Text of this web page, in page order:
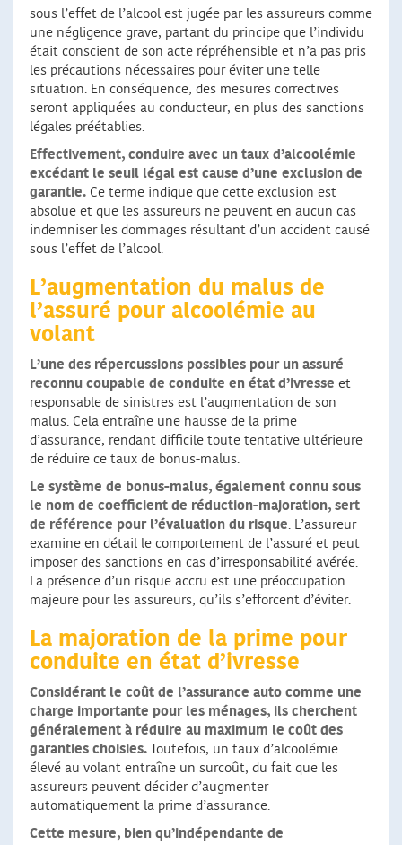
sous l’effet de l’alcool est jugée par les assureurs comme
une négligence grave, partant du principe que l’individu
était conscient de son acte répréhensible et n’a pas pris
les précautions nécessaires pour éviter une telle
situation. En conséquence, des mesures correctives
seront appliquées au conducteur, en plus des sanctions
légales préétablies.
Effectivement, conduire avec un taux d’alcoolémie
excédant le seuil légal est cause d’une exclusion de
garantie. Ce terme indique que cette exclusion est
absolue et que les assureurs ne peuvent en aucun cas
indemniser les dommages résultant d’un accident causé
sous l’effet de l’alcool.
L’augmentation du malus de
l’assuré pour alcoolémie au
volant
L’une des répercussions possibles pour un assuré
reconnu coupable de conduite en état d’ivresse et
responsable de sinistres est l’augmentation de son
malus. Cela entraîne une hausse de la prime
d’assurance, rendant difficile toute tentative ultérieure
de réduire ce taux de bonus-malus.
Le système de bonus-malus, également connu sous
le nom de coefficient de réduction-majoration, sert
de référence pour l’évaluation du risque. L’assureur
examine en détail le comportement de l’assuré et peut
imposer des sanctions en cas d’irresponsabilité avérée.
La présence d’un risque accru est une préoccupation
majeure pour les assureurs, qu’ils s’efforcent d’éviter.
La majoration de la prime pour
conduite en état d’ivresse
Considérant le coût de l’assurance auto comme une
charge importante pour les ménages, ils cherchent
généralement à réduire au maximum le coût des
garanties choisies. Toutefois, un taux d’alcoolémie
élevé au volant entraîne un surcoût, du fait que les
assureurs peuvent décider d’augmenter
automatiquement la prime d’assurance.
Cette mesure, bien qu’indépendante de